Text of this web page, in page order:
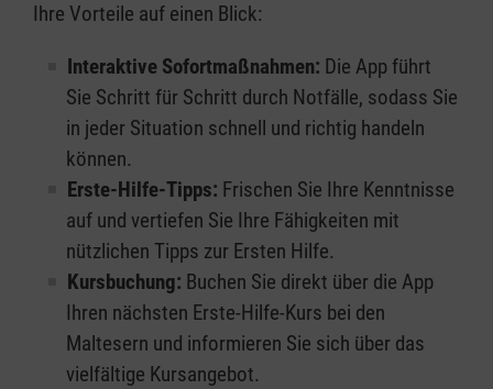
Ihre Vorteile auf einen Blick:
Interaktive Sofortmaßnahmen: Die App führt
Sie Schritt für Schritt durch Notfälle, sodass Sie
in jeder Situation schnell und richtig handeln
können.
Erste-Hilfe-Tipps: Frischen Sie Ihre Kenntnisse
auf und vertiefen Sie Ihre Fähigkeiten mit
nützlichen Tipps zur Ersten Hilfe.
Kursbuchung: Buchen Sie direkt über die App
Ihren nächsten Erste-Hilfe-Kurs bei den
Maltesern und informieren Sie sich über das
vielfältige Kursangebot.